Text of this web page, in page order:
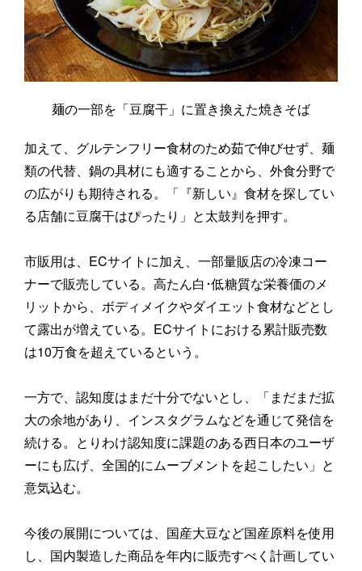
麺の一部を「豆腐干」に置き換えた焼きそば
加えて、グルテンフリー食材のため茹で伸びせず、麺
類の代替、鍋の具材にも適することから、外食分野で
の広がりも期待される。「『新しい』食材を探してい
る店舗に豆腐干はぴったり」と太鼓判を押す。
市販用は、ECサイトに加え、一部量販店の冷凍コー
ナーで販売している。高たん白･低糖質な栄養価のメ
リットから、ボディメイクやダイエット食材などとし
て露出が増えている。ECサイトにおける累計販売数
は10万食を超えているという。
一方で、認知度はまだ十分でないとし、「まだまだ拡
大の余地があり、インスタグラムなどを通じて発信を
続ける。とりわけ認知度に課題のある西日本のユーザ
ーにも広げ、全国的にムーブメントを起こしたい」と
意気込む。
今後の展開については、国産大豆など国産原料を使用
し、国内製造した商品を年内に販売すべく計画してい